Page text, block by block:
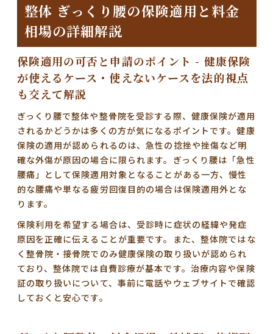
整体 ぎっくり腰の保険適用と料金
相場の詳細解説
保険適用の可否と申請のポイント - 健康保険
が使えるケース・使えないケースを法的視点
も交えて解説
ぎっくり腰で整体や整骨院を受診する際、健康保険が適用
されるかどうかは多くの方が気になるポイントです。健康
保険の適用が認められるのは、急性の捻挫や挫傷など明
確な外傷が原因の場合に限られます。 ぎっくり腰は「急性
腰痛」として保険適用対象となることがある一方、慢性
的な腰痛や単なる疲労回復目的の場合は保険適用外とな
ります。
保険利用を希望する場合は、 受診時に症状の経緯や発症
原因を正確に伝えることが重要です。また、整体院ではな
く整骨院・接骨院でのみ健康保険の取り扱いが認められ
ており、整体院では自費診療が基本です。 治療内容や保険
証の取り扱いについて、事前に電話やウェブサイトで確認
しておくと安心です。